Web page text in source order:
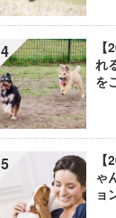
4
れ
を
5
ゃ
ョ